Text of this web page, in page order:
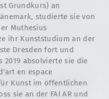
Grundkurs) an
studierte sie von
Muthesius
ihr Kunststudium an der
Dresden fort und
2019 absolvierte sie die
en espace
Kunst im öffentlichen
sie an der FAI AR und